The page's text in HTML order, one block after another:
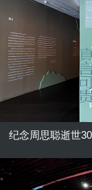
纪念周思聪逝世